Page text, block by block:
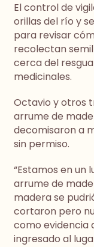
El control de
orillas del río y
para revisar
recolectan
cerca del
medicinales.
Octavio y otros
arrume de
decomisaron a
sin permiso.
“Estamos en un
arrume de
madera se
cortaron pero
como evidencia
ingresado al